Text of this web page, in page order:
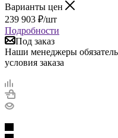
Варианты цен
239 903 ₽/шт
Подробности
Под заказ
Наши менеджеры
условия заказа